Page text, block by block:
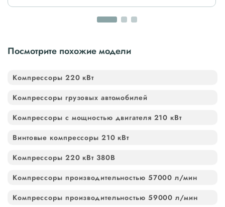
Посмотрите похожие модели
Компрессоры 220 кВт
Компрессоры грузовых автомобилей
Компрессоры с мощностью двигателя 210 кВт
Винтовые компрессоры 210 кВт
Компрессоры 220 кВт 380В
Компрессоры производительностью 57000 л/мин
Компрессоры производительностью 59000 л/мин